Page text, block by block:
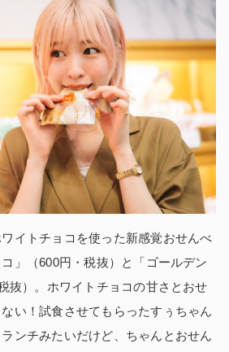
イトチョコを使った新感覚おせんべ
」（600円・税抜）と「ゴールデン
抜）。ホワイトチョコの甘さとおせ
い！試食させてもらったすぅちゃん
ンチみたいだけど、ちゃんとおせん